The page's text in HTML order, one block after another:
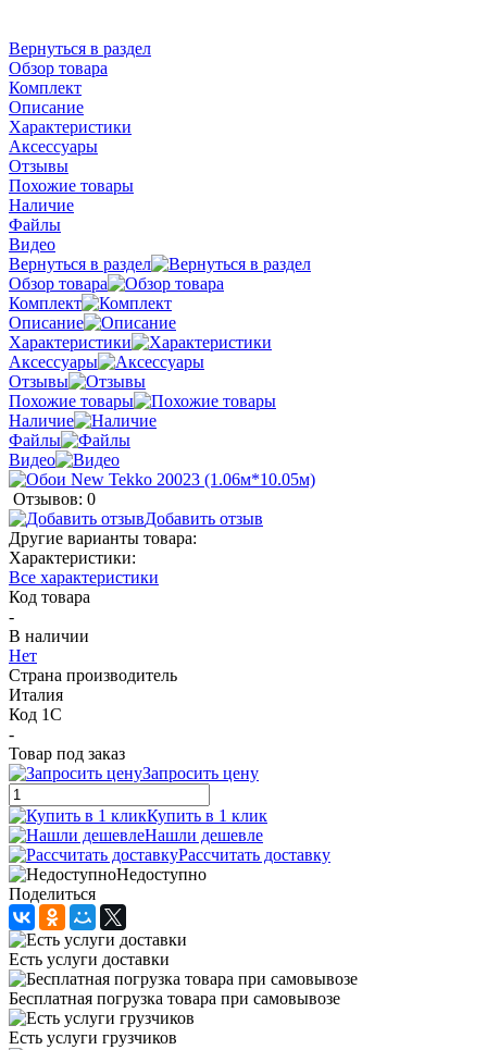
Вернуться в раздел
Обзор товара
Комплект
Описание
Характеристики
Аксессуары
Отзывы
Похожие товары
Наличие
Файлы
Видео
Вернуться в раздел
Обзор товара
Комплект
Описание
Характеристики
Аксессуары
Отзывы
Похожие товары
Наличие
Файлы
Видео
Отзывов: 0
Добавить отзыв
Другие варианты товара:
Характеристики:
Все характеристики
Код товара
-
В наличии
Нет
Страна производитель
Италия
Код 1С
-
Товар под заказ
Запросить цену
Купить в 1 клик
Нашли дешевле
Рассчитать доставку
Недоступно
Поделиться
Есть услуги доставки
Бесплатная погрузка товара при самовывозе
Есть услуги грузчиков